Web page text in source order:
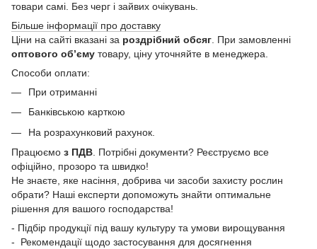
товари самі. Без черг і зайвих очікувань.
Більше інформації про доставку
Ціни на сайті вказані за роздрібний обсяг . При замовленні
оптового об’єму товару, ціну уточняйте в менеджера.
Способи оплати:
При отриманні
Банківською карткою
На розрахунковий рахунок.
Працюємо з ПДВ . Потрібні документи? Реєструємо все
офіційно, прозоро та швидко!
Не знаєте, яке насіння, добрива чи засоби захисту рослин
обрати? Наші експерти допоможуть знайти оптимальне
рішення для вашого господарства!
- Підбір продукції під вашу культуру та умови вирощування
- Рекомендації щодо застосування для досягнення